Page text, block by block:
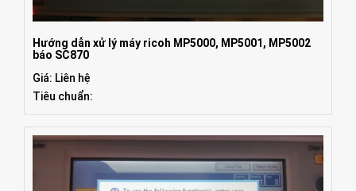
Hướng dẫn xử lý máy ricoh MP5000, MP5001, MP5002
báo SC870
Giá: Liên hệ
Tiêu chuẩn: